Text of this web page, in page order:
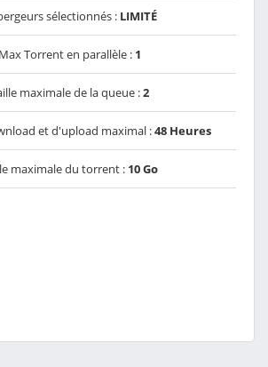
sélectionnés : LIMITÉ
Max Torrent en parallèle : 1
maximale de la queue :2
et d'upload maximal :48 Heures
maximale du torrent : 10 Go